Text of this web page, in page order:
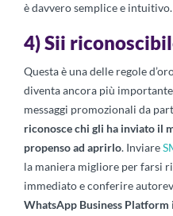
è davvero semplice e intuitivo.
4) Sii
Questa è una delle regole
diventa ancora più
messaggi promozionali da
riconosce chi gli ha inviato il
propenso ad aprirlo. Inviare
la maniera migliore per farsi
immediato e conferire
WhatsApp Business Platform